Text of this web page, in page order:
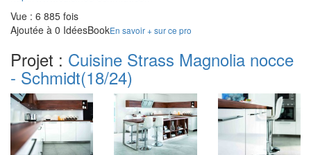
Vue : 6 885 fois
Ajoutée à 0 IdéesBookEn savoir + sur ce pro
Projet : Cuisine Strass Magnolia nocce
- Schmidt(18/24)